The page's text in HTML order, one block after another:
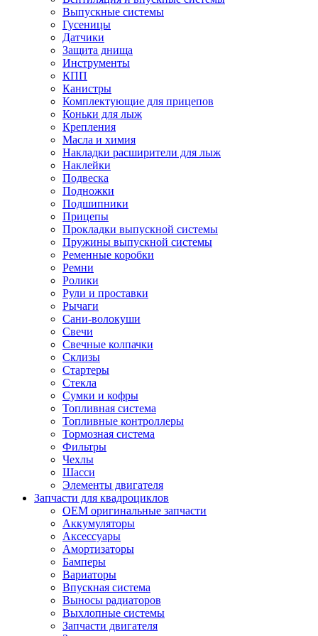
Выпускные системы
Гусеницы
Датчики
Защита днища
Инструменты
КПП
Канистры
Комплектующие для прицепов
Коньки для лыж
Крепления
Масла и химия
Накладки расширители для лыж
Наклейки
Подвеска
Подножки
Подшипники
Прицепы
Прокладки выпускной системы
Пружины выпускной системы
Ременные коробки
Ремни
Ролики
Рули и проставки
Рычаги
Сани-волокуши
Свечи
Свечные колпачки
Склизы
Стартеры
Стекла
Сумки и кофры
Топливная система
Топливные контроллеры
Тормозная система
Фильтры
Чехлы
Шасси
Элементы двигателя
Запчасти для квадроциклов
OEM оригинальные запчасти
Аккумуляторы
Аксессуары
Амортизаторы
Бамперы
Вариаторы
Впускная система
Выносы радиаторов
Выхлопные системы
Запчасти двигателя